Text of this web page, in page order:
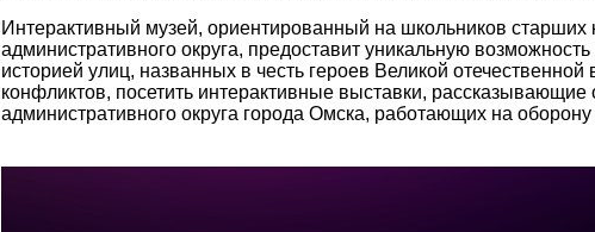
Интерактивный музей, ориентированный на школьников старших
административного округа, предоставит уникальную
историей улиц, названных в честь героев Великой
конфликтов, посетить интерактивные выставки,
административного округа города Омска, работающих на